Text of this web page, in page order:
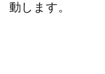
動します。